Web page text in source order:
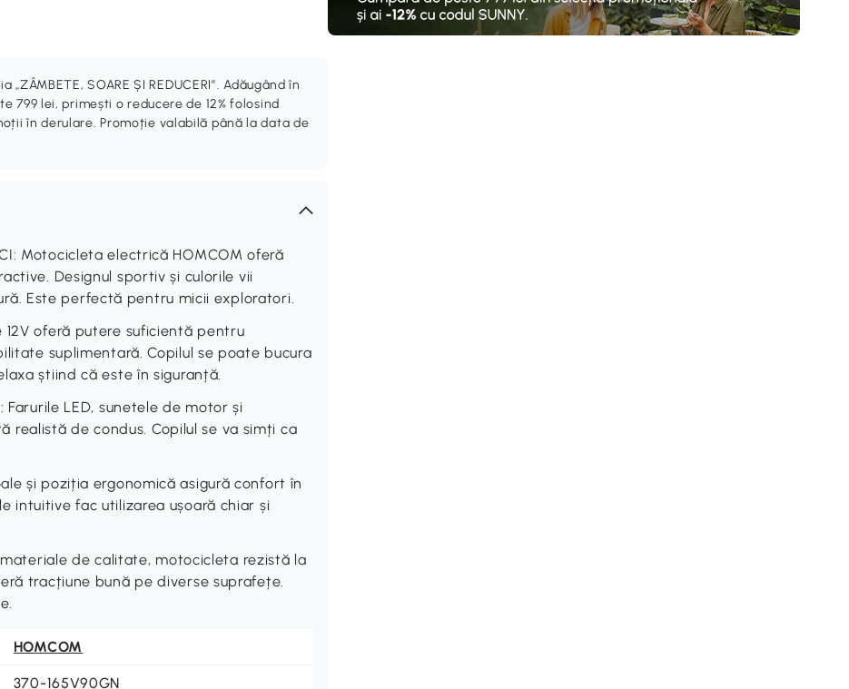
SOARE ȘI REDUCERI”. Adăugând în
799 lei, primești o reducere de 12% folosind
în derulare. Promoție valabilă până la data de
Motocicleta electrică HOMCOM oferă
Designul sportiv și culorile vii
Este perfectă pentru micii exploratori.
12V oferă putere suficientă pentru
suplimentară. Copilul se poate bucura
știind că este în siguranță.
Farurile LED, sunetele de motor și
realistă de condus. Copilul se va simți ca
și poziția ergonomică asigură confort în
intuitive fac utilizarea ușoară chiar și
materiale de calitate, motocicleta rezistă la
tracțiune bună pe diverse suprafețe.
HOMCOM
370-165V90GN